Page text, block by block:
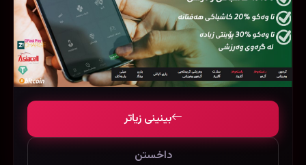
All the Bright Places (2020)
343336
The Legend of Tarzan (2016)
118937
72459
بینینی زیاتر
داخستن